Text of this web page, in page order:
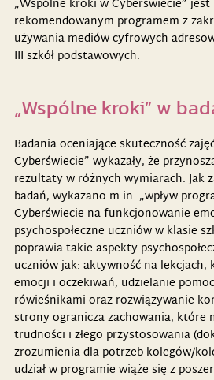
„Wspólne kroki w Cyberświecie” jest
rekomendowanym programem z
używania mediów cyfrowych
III szkół podstawowych.
„Wspólne kroki” w
Badania oceniające skuteczność
Cyberświecie” wykazały, że
rezultaty w różnych wymiarach. Jak
badań, wykazano m.in. „wpływ
Cyberświecie na funkcjonowanie
psychospołeczne uczniów w klasie
poprawia takie aspekty
uczniów jak: aktywność na lekcjach,
emocji i oczekiwań, udzielanie
rówieśnikami oraz rozwiązywanie
strony ogranicza zachowania, które
trudności i złego przystosowania
zrozumienia dla potrzeb kolegów/
udział w programie wiąże się z